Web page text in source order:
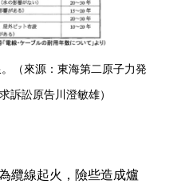
（來源：東海第二原子力発
訴訟原告川澄敏雄）
纜線起火，險些造成爐